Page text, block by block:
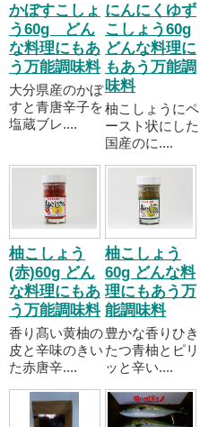
かぼすこしょ
う60g どん
な料理にもあ
う万能調味料
大分県産のかぼ
すと青唐辛子を
塩蔵ブレ....
にんにくゆず
こしょう60g
どんな料理に
もあう万能調
味料
柚こしょうにペ
ースト状にした
国産のに....
柚こしょう
(赤)60g どん
な料理にもあ
う万能調味料
香り髙い黄柚の
皮と辛味のきい
た赤唐辛....
柚こしょう
60g どんな料
理にもあう万
能調味料
豊かな香りひき
たつ青柚とピリ
ッと辛い....